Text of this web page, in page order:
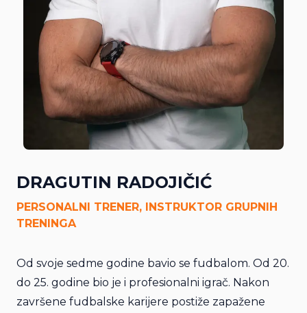
KONTAKT
O NAMA
DRAGUTIN RADOJIČIĆ
PERSONALNI TRENER, INSTRUKTOR GRUPNIH
TRENINGA
Od svoje sedme godine bavio se fudbalom. Od 20.
do 25. godine bio je i profesionalni igrač. Nakon
završene fudbalske karijere postiže zapažene